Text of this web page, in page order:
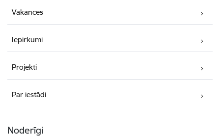
Vakances
Iepirkumi
Projekti
Par iestādi
Noderīgi